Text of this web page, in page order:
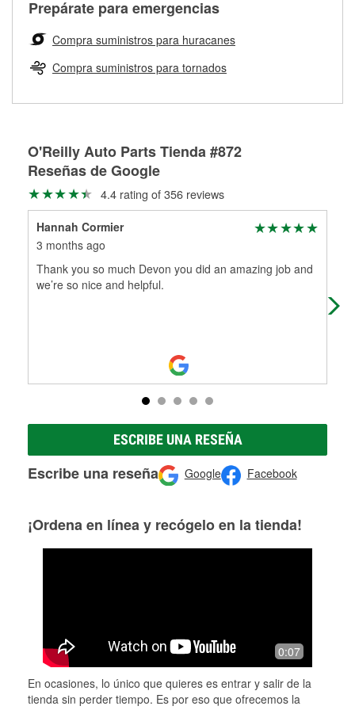
Herramientas de O'Reilly
para reparar el sistema hidráulico de tu maquinaria
agrícola o de construcción.
Más información acerca del servicio de mezcla de pintura
de O'Reilly
traigas tus partes de frenos, nuestros profesionales
medirán tus tambores o discos para determinar si pueden
ser rectificados con seguridad. Si tus tambores o discos no
pueden ser reutilizados, podemos ayudarte a encontrar las
partes de reemplazo correctas para tu reparación.
Rectificación de tambores y discos de freno
Prepárate para emergencias
Compra suministros para huracanes
Compra suministros para tornados
O'Reilly Auto Parts Tienda #872
Reseñas de Google
4.4 rating of 356 reviews
Hannah Cormier
3 months ago
Thank you so much Devon you did an amazing job and
we’re so nice and helpful.
ESCRIBE UNA RESEÑA
Escribe una reseña Google Facebook
¡Ordena en línea y recógelo en la tienda!
0:07
En ocasiones, lo único que quieres es entrar y salir de la
tienda sin perder tiempo. Es por eso que ofrecemos la